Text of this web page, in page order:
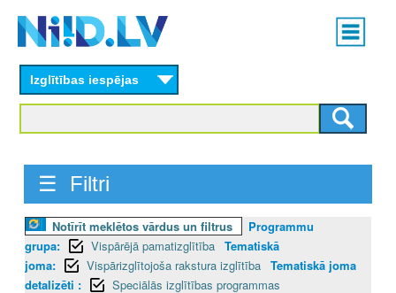
content
Main
menu
Izglītības iespējas
☰ Filtri
Notīrīt meklētos vārdus un filtrus
Programmu
grupa:
Vispārējā pamatizglītība Tematiskā
joma:
Vispārizglītojoša rakstura izglītība Tematiskā joma
detalizēti :
Speciālās izglītības programmas